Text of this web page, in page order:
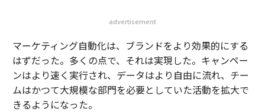
advertisement
マーケティング自動化は、ブランドをより効果的にする
はずだった。多くの点で、それは実現した。キャンペー
ンはより速く実行され、データはより自由に流れ、チー
ムはかつて大規模な部門を必要としていた活動を拡大で
きるようになった。